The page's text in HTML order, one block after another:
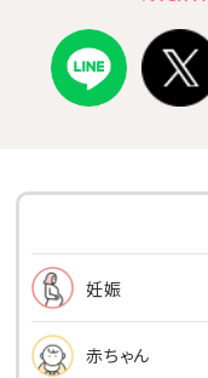
妊娠
赤ちゃん